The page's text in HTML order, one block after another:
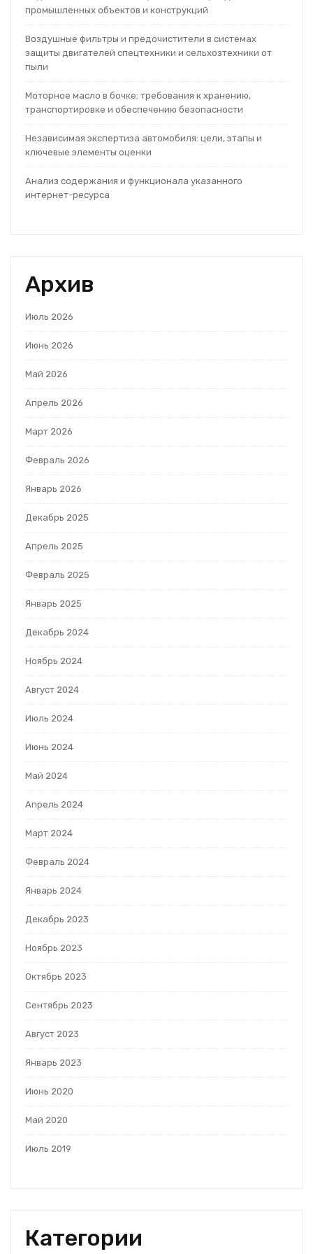
промышленных объектов и конструкций
Воздушные фильтры и предочистители в системах
защиты двигателей спецтехники и сельхозтехники от
пыли
Моторное масло в бочке: требования к хранению,
транспортировке и обеспечению безопасности
Независимая экспертиза автомобиля: цели, этапы и
ключевые элементы оценки
Анализ содержания и функционала указанного
интернет-ресурса
Архив
Июль 2026
Июнь 2026
Май 2026
Апрель 2026
Март 2026
Февраль 2026
Январь 2026
Декабрь 2025
Апрель 2025
Февраль 2025
Январь 2025
Декабрь 2024
Ноябрь 2024
Август 2024
Июль 2024
Июнь 2024
Май 2024
Апрель 2024
Март 2024
Февраль 2024
Январь 2024
Декабрь 2023
Ноябрь 2023
Октябрь 2023
Сентябрь 2023
Август 2023
Январь 2023
Июнь 2020
Май 2020
Июль 2019
Категории